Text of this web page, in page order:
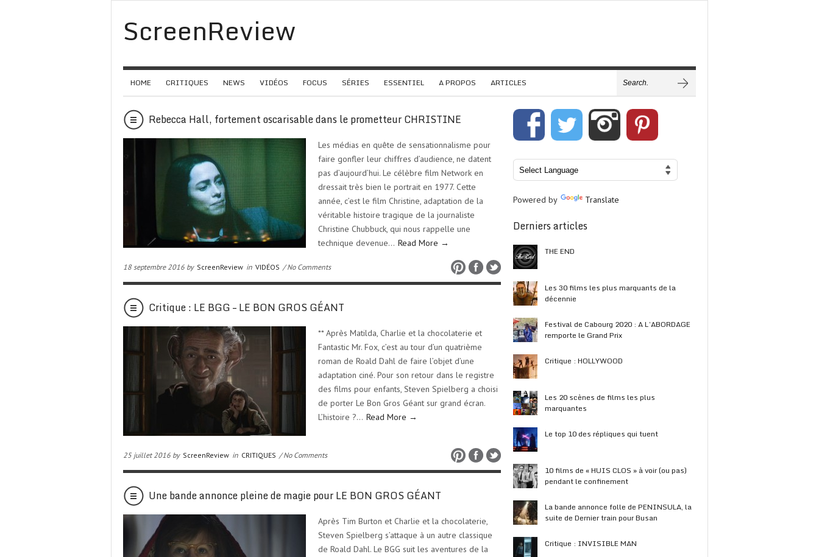
ScreenReview
HOME CRITIQUES NEWS VIDÉOS FOCUS SÉRIES ESSENTIEL A PROPOS ARTICLES
Rebecca Hall, fortement oscarisable dans le prometteur CHRISTINE
Les médias en quête de sensationnalisme pour
faire gonfler leur chiffres d’audience, ne datent
pas d’aujourd’hui. Le célèbre film Network en
dressait très bien le portrait en 1977. Cette
année, c’est le film Christine, adaptation de la
véritable histoire tragique de la journaliste
Christine Chubbuck, qui nous rappelle une
technique devenue… Read More →
18 septembre 2016 by ScreenReview in VIDÉOS / No Comments
Critique : LE BGG – LE BON GROS GÉANT
** Après Matilda, Charlie et la chocolaterie et
Fantastic Mr. Fox, c’est au tour d’un quatrième
roman de Roald Dahl de faire l’objet d’une
adaptation ciné. Pour son retour dans le registre
des films pour enfants, Steven Spielberg a choisi
de porter Le Bon Gros Géant sur grand écran.
L’histoire ?… Read More →
25 juillet 2016 by ScreenReview in CRITIQUES / No Comments
Une bande annonce pleine de magie pour LE BON GROS GÉANT
Après Tim Burton et Charlie et la chocolaterie,
Steven Spielberg s’attaque à un autre classique
de Roald Dahl. Le BGG suit les aventures de la
Powered by Translate
Derniers articles
THE END
Les 30 films les plus marquants de la
décennie
Festival de Cabourg 2020 : A L’ABORDAGE
remporte le Grand Prix
Critique : HOLLYWOOD
Les 20 scènes de films les plus
marquantes
Le top 10 des répliques qui tuent
10 films de « HUIS CLOS » à voir (ou pas)
pendant le confinement
La bande annonce folle de PENINSULA, la
suite de Dernier train pour Busan
Critique : INVISIBLE MAN